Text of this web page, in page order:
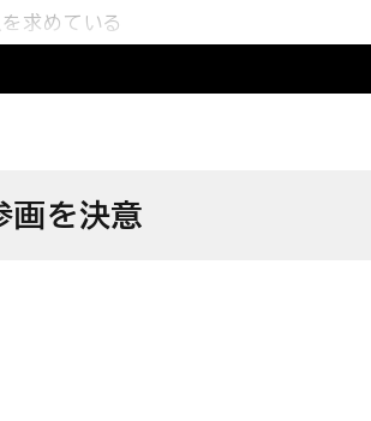
求めている
パクトを
画を決意